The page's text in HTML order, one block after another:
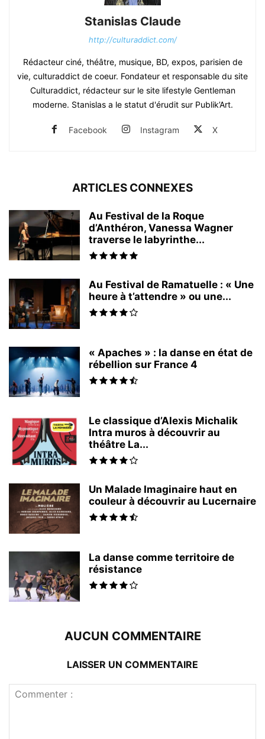
Stanislas Claude
http://culturaddict.com/
Rédacteur ciné, théâtre, musique, BD, expos, parisien de
vie, culturaddict de coeur. Fondateur et responsable du site
Culturaddict, rédacteur sur le site lifestyle Gentleman
moderne. Stanislas a le statut d'érudit sur Publik’Art.
Facebook Instagram X
ARTICLES CONNEXES
Au Festival de la Roque
d’Anthéron, Vanessa Wagner
traverse le labyrinthe...
Au Festival de Ramatuelle : « Une
heure à t’attendre » ou une...
« Apaches » : la danse en état de
rébellion sur France 4
Le classique d’Alexis Michalik
Intra muros à découvrir au
théâtre La...
Un Malade Imaginaire haut en
couleur à découvrir au Lucernaire
La danse comme territoire de
résistance
AUCUN COMMENTAIRE
LAISSER UN COMMENTAIRE